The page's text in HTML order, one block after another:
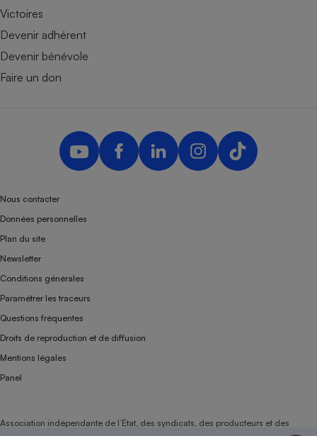
Victoires
Devenir adhérent
Devenir bénévole
Faire un don
Nous contacter
Données personnelles
Plan du site
Newsletter
Conditions générales
Paramétrer les traceurs
Questions fréquentes
Droits de reproduction et de diffusion
Mentions légales
Panel
Association indépendante de l’État, des syndicats, des producteurs et des